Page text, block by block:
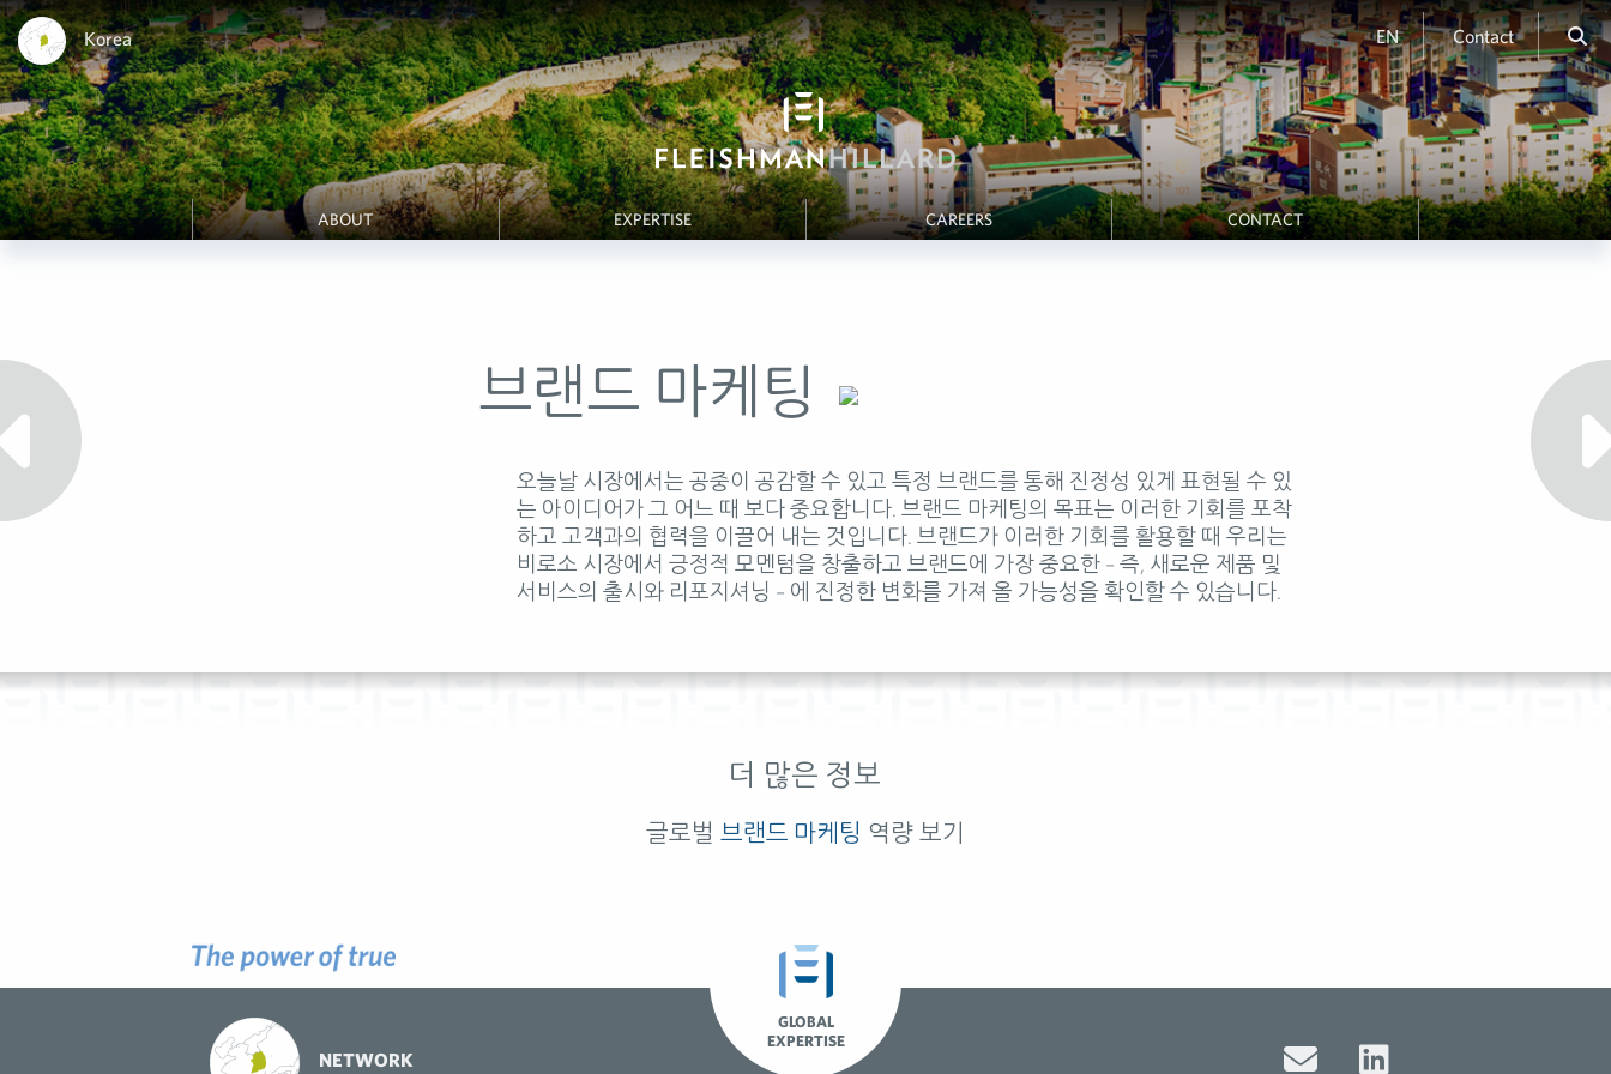
Korea EN Contact
ABOUT EXPERTISE CAREERS CONTACT
브랜드 마케팅
오늘날 시장에서는 공중이 공감할 수 있고 특정 브랜드를 통해 진정성 있게 표현될 수 있
는 아이디어가 그 어느 때 보다 중요합니다. 브랜드 마케팅의 목표는 이러한 기회를 포착
하고 고객과의 협력을 이끌어 내는 것입니다. 브랜드가 이러한 기회를 활용할 때 우리는
비로소 시장에서 긍정적 모멘텀을 창출하고 브랜드에 가장 중요한 – 즉, 새로운 제품 및
서비스의 출시와 리포지셔닝 – 에 진정한 변화를 가져 올 가능성을 확인할 수 있습니다.
더 많은 정보
글로벌 브랜드 마케팅 역량 보기
GLOBAL
EXPERTISE
NETWORK